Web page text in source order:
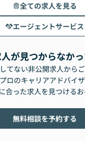
全ての求人を見る
エージェントサービス
が見つからなか
てない非公開求人から
ロのキャリアアドバイ
合った求人を見つける
無料相談を予約する